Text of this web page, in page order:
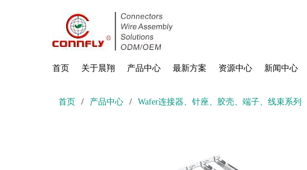
首页 关于晨翔 产品中心 最新方案 资源中心 新闻中心
首页 / 产品中心 / Wafer连接器、针座、胶壳、端子、线束系列